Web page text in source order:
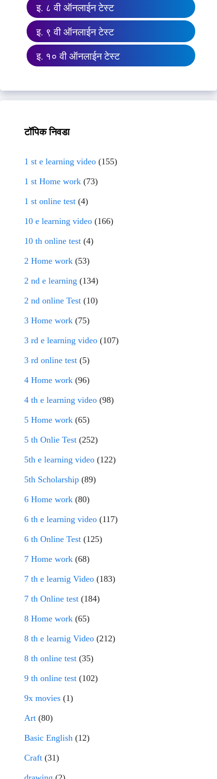
इ. ८ वी ऑनलाईन टेस्ट
इ. ९ वी ऑनलाईन टेस्ट
इ. १० वी ऑनलाईन टेस्ट
टॉपिक निवडा
1 st e learning video (155)
1 st Home work (73)
1 st online test (4)
10 e learning video (166)
10 th online test (4)
2 Home work (53)
2 nd e learning (134)
2 nd online Test (10)
3 Home work (75)
3 rd e learning video (107)
3 rd online test (5)
4 Home work (96)
4 th e learning video (98)
5 Home work (65)
5 th Onlie Test (252)
5th e learning video (122)
5th Scholarship (89)
6 Home work (80)
6 th e learning video (117)
6 th Online Test (125)
7 Home work (68)
7 th e learnig Video (183)
7 th Online test (184)
8 Home work (65)
8 th e learnig Video (212)
8 th online test (35)
9 th online test (102)
9x movies (1)
Art (80)
Basic English (12)
Craft (31)